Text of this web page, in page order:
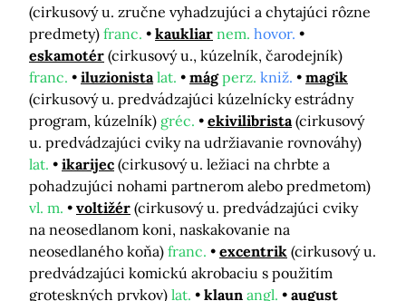
(cirkusový u. zručne vyhadzujúci a chytajúci rôzne
predmety) franc. kaukliar nem. hovor.
eskamotér (cirkusový u., kúzelník, čarodejník)
franc.
iluzionista lat. mág perz. kniž.
magik
(cirkusový u. predvádzajúci kúzelnícky estrádny
program, kúzelník) gréc. ekivilibrista (cirkusový
u. predvádzajúci cviky na udržiavanie rovnováhy)
lat.
ikarijec (cirkusový u. ležiaci na chrbte a
pohadzujúci nohami partnerom alebo predmetom)
vl. m.
voltižér (cirkusový u. predvádzajúci cviky
na neosedlanom koni, naskakovanie na
neosedlaného koňa) franc. excentrik (cirkusový u.
predvádzajúci komickú akrobaciu s použitím
groteskných prvkov) lat. klaun angl. august